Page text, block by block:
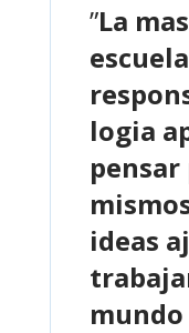
”La
logia
ideas